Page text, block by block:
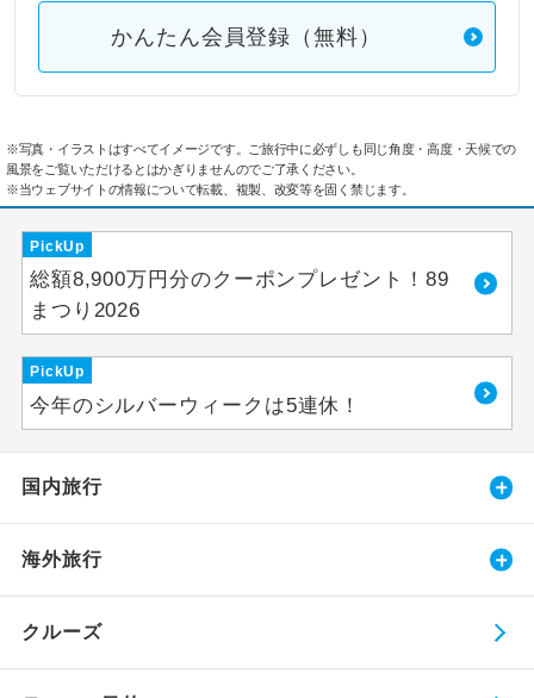
かんたん会員登録（無料）
※写真・イラストはすべてイメージです。ご旅行中に必ずしも同じ角度・高度・天候での
風景をご覧いただけるとはかぎりませんのでご了承ください。
※当ウェブサイトの情報について転載、複製、改変等を固く禁じます。
PickUp
総額8,900万円分のクーポンプレゼント！89
まつり2026
PickUp
今年のシルバーウィークは5連休！
国内旅行
海外旅行
クルーズ